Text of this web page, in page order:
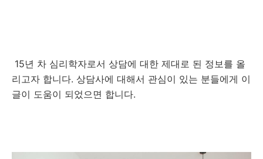
15년 차 심리학자로서 상담에 대한 제대로 된 정보를 올
리고자 합니다. 상담사에 대해서 관심이 있는 분들에게 이
글이 도움이 되었으면 합니다.